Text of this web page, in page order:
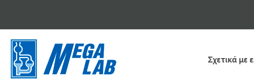
Σχετικά με